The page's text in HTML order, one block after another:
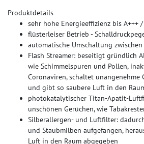
Produktdetails
sehr hohe Energieeffizienz bis A+++ /
flüsterleiser Betrieb -
automatische Umschaltung
Flash Streamer: beseitigt gründlich
wie Schimmelspuren und Pollen,
Coronaviren, schaltet unangenehme
und gibt so saubere Luft in den
photokatalytischer Titan-Apatit-
unschönen Gerüchen, wie
Silberallergen- und Luftfilter:
und Staubmilben aufgefangen,
Luft in den Raum abgegeben